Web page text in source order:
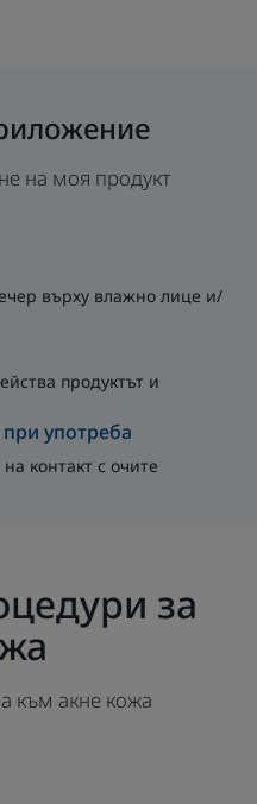
на моя продукт
върху влажно лице и/
продуктът и
употреба
контакт с очите
за
към акне кожа